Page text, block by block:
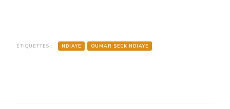
ÉTIQUETTES : NDIAYE OUMAR SECK NDIAYE